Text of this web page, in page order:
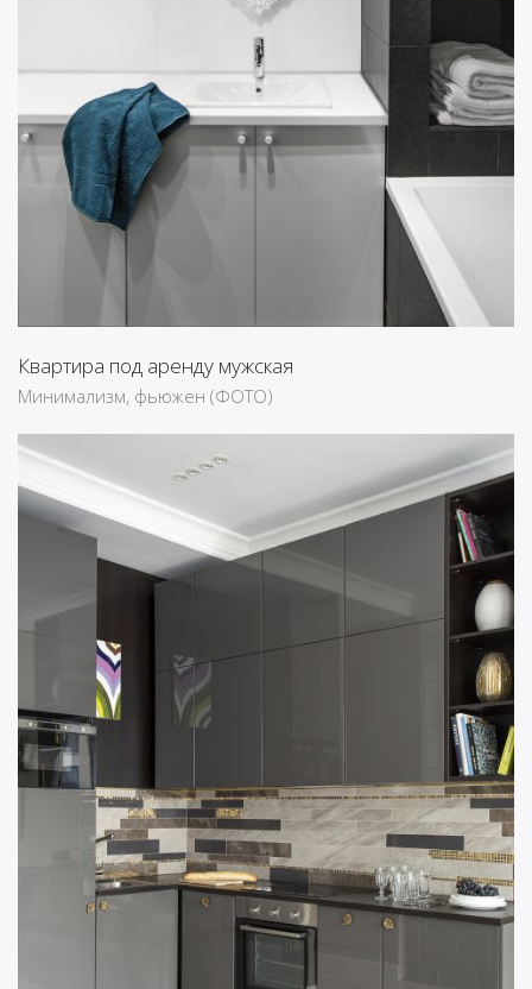
Квартира под аренду мужская
Минимализм, фьюжен (ФОТО)